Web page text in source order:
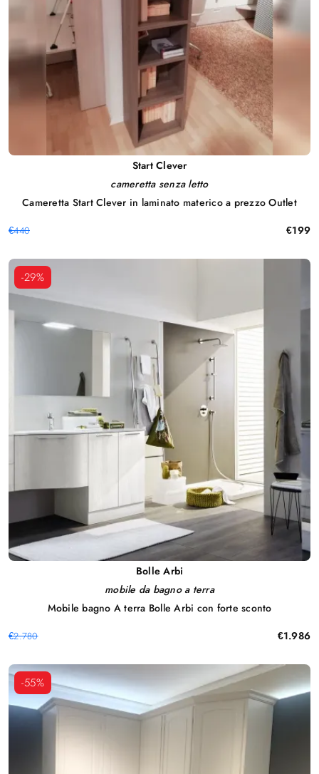
Start Clever
cameretta senza letto
Cameretta Start Clever in laminato materico a prezzo Outlet
€440 €199
-29%
Bolle Arbi
mobile da bagno a terra
Mobile bagno A terra Bolle Arbi con forte sconto
€2.780 €1.986
-55%